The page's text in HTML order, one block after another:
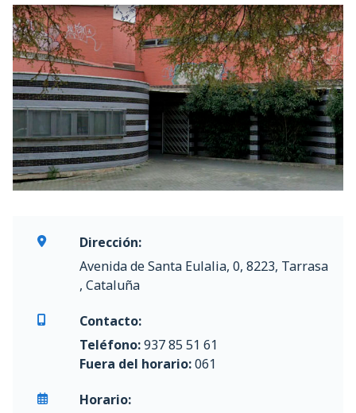
Dirección:
Avenida de Santa Eulalia, 0, 8223, Tarrasa
, Cataluña
Contacto:
Teléfono:937 85 51 61
Fuera del horario:061
Horario: